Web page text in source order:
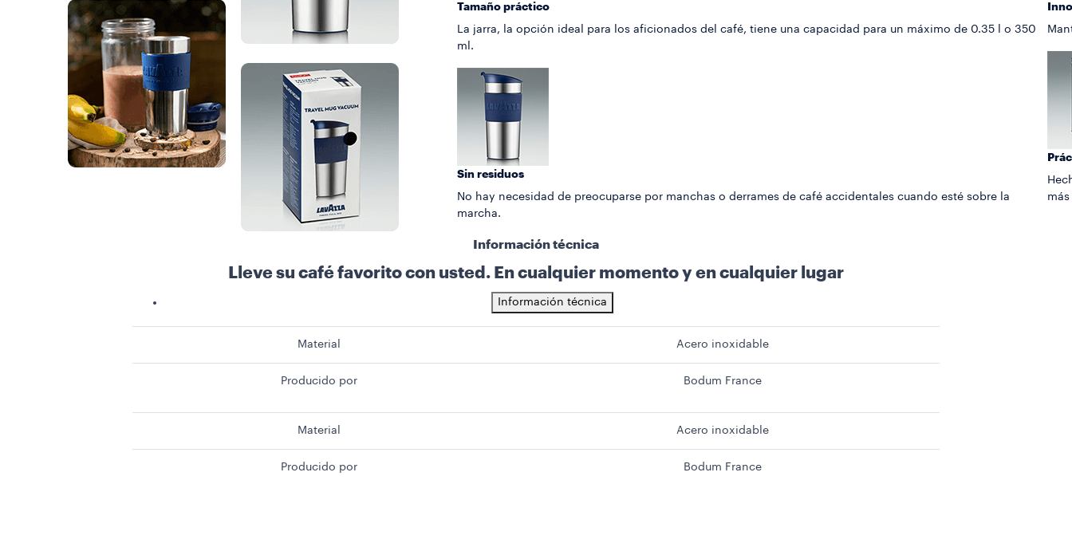
Tamaño práctico
La jarra, la opción ideal para los aficionados del café, tiene una capacidad para un máximo de 0.35 l o 350
ml.
Sin residuos
No hay necesidad de preocuparse por manchas o derrames de café accidentales cuando esté sobre la
marcha.
Información técnica
Lleve su café favorito con usted. En cualquier momento y en cualquier lugar
Información técnica
Material Acero inoxidable
Producido por Bodum France
Material Acero inoxidable
Producido por Bodum France